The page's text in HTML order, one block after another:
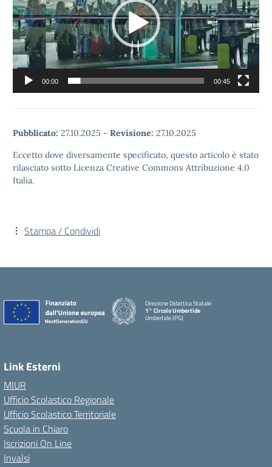
00:00 00:45
Pubblicato: 27.10.2025 - Revisione: 27.10.2025
Eccetto dove diversamente specificato, questo articolo è stato
rilasciato sotto Licenza Creative Commons Attribuzione 4.0
Italia.
Stampa / Condividi
Direzione Didattica Statale
1° Circolo Umbertide
Umbertide (PG)
Link Esterni
MIUR
Ufficio Scolastico Regionale
Ufficio Scolastico Territoriale
Scuola in Chiaro
Iscrizioni On Line
Invalsi